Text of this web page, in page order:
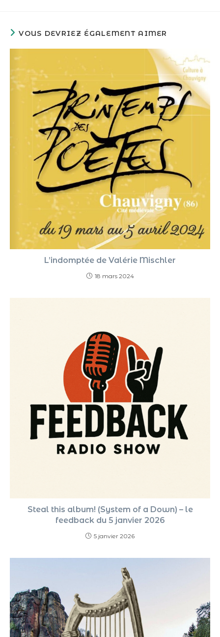
VOUS DEVRIEZ ÉGALEMENT AIMER
L’indomptée de Valérie Mischler
18 mars 2024
Steal this album! (System of a Down) – le
feedback du 5 janvier 2026
5 janvier 2026